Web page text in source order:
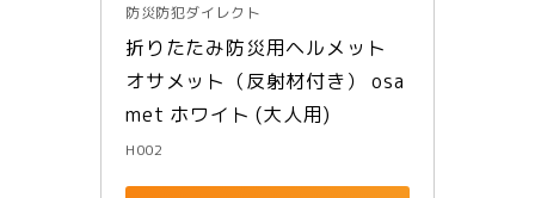
防災防犯ダイレクト
折りたたみ防災用ヘルメット
オサメット（反射材付き） osa
met ホワイト (大人用)
H002